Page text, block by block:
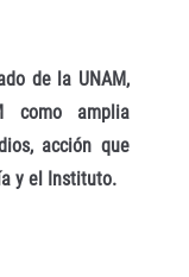
de la UNAM,
como amplia
acción que
y el Instituto.